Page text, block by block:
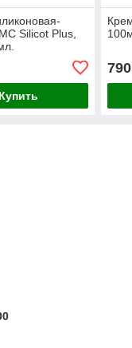
Silicot Plus,
Купить
790